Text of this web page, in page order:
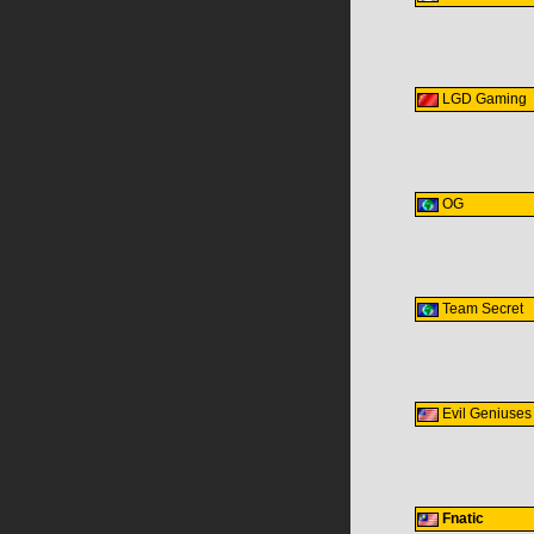
LGD Gaming
OG
Team Secret
Evil Geniuses
Fnatic